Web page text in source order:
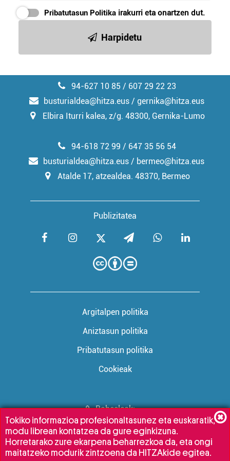
Pribatutasun Politika irakurri eta onartzen dut.
Harpidetu
94-627 10 85 / 607 29 22 23
busturialdea@hitza.eus / gernika@hitza.eus
Elbira Iturri kalea, z/g. 48300, Gernika-Lumo
Publizitatea
94-618 72 99 / 647 35 56 54
busturialdea@hitza.eus / bermeo@hitza.eus
Atalde 17, atzealdea. 48370, Bermeo
Argitalpen politika
Aniztasun politika
Pribatutasun politika
Cookieak
Babesleak:
Tokiko informazioa profesionaltasunez eta euskaratik,
modu librean kontatzea da gure eginkizuna.
Horretarako zure ekarpena beharrezkoa da, eta ongi
maitatzeko modurik zintzoena da HITZAkide egitea.